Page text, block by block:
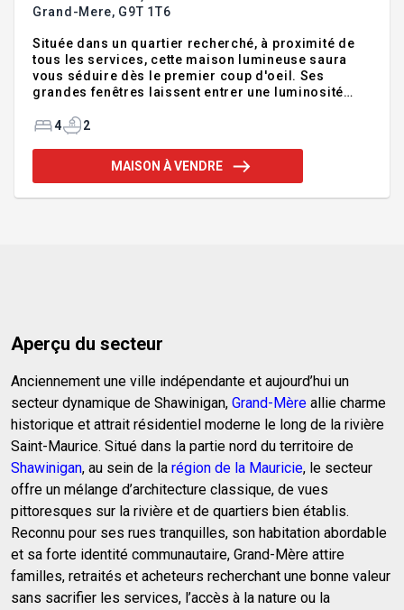
Grand-Mere, G9T 1T6
Située dans un quartier recherché, à proximité de
tous les services, cette maison lumineuse saura
vous séduire dès le premier coup d'oeil. Ses
grandes fenêtres laissent entrer une luminosité
accueillante dans chacune des pièces. À l'étage, on
espace pour la famille, ainsi qu'une cour clôturée
avec piscine, parfaite pour profiter de l'été. Cet
4 2
MAISON À VENDRE
Aperçu du secteur
Anciennement une ville indépendante et aujourd’hui un
secteur dynamique de Shawinigan, Grand-Mère allie charme
historique et attrait résidentiel moderne le long de la rivière
Saint-Maurice. Situé dans la partie nord du territoire de
Shawinigan, au sein de la région de la Mauricie, le secteur
offre un mélange d’architecture classique, de vues
pittoresques sur la rivière et de quartiers bien établis.
Reconnu pour ses rues tranquilles, son habitation abordable
et sa forte identité communautaire, Grand-Mère attire
familles, retraités et acheteurs recherchant une bonne valeur
sans sacrifier les services, l’accès à la nature ou la